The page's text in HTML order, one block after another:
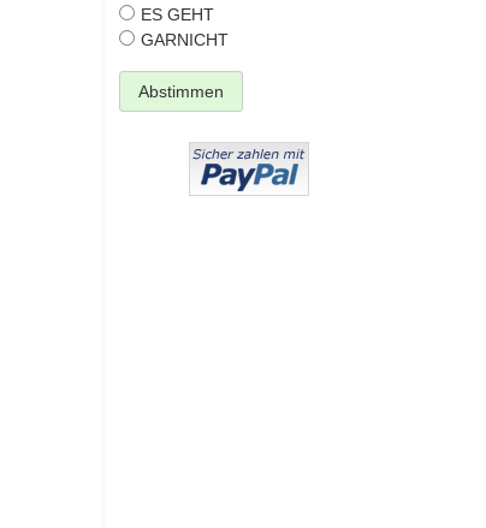
ES GEHT
GARNICHT
Abstimmen